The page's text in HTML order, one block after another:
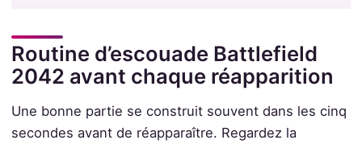
Routine d’escouade Battlefield
2042 avant chaque réapparition
Une bonne partie se construit souvent dans les cinq
secondes avant de réapparaître. Regardez la